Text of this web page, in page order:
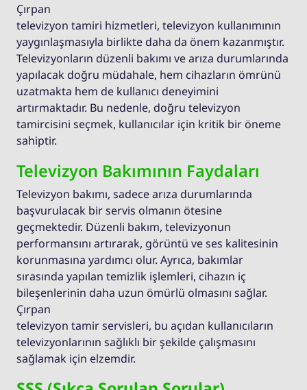
Çırpan
televizyon tamiri hizmetleri, televizyon kullanımının
yaygınlaşmasıyla birlikte daha da önem kazanmıştır.
Televizyonların düzenli bakımı ve arıza durumlarında
yapılacak doğru müdahale, hem cihazların ömrünü
uzatmakta hem de kullanıcı deneyimini
artırmaktadır. Bu nedenle, doğru televizyon
tamircisini seçmek, kullanıcılar için kritik bir öneme
sahiptir.
Televizyon Bakımının Faydaları
Televizyon bakımı, sadece arıza durumlarında
başvurulacak bir servis olmanın ötesine
geçmektedir. Düzenli bakım, televizyonun
performansını artırarak, görüntü ve ses kalitesinin
korunmasına yardımcı olur. Ayrıca, bakımlar
sırasında yapılan temizlik işlemleri, cihazın iç
bileşenlerinin daha uzun ömürlü olmasını sağlar.
Çırpan
televizyon tamir servisleri, bu açıdan kullanıcıların
televizyonlarının sağlıklı bir şekilde çalışmasını
sağlamak için elzemdir.